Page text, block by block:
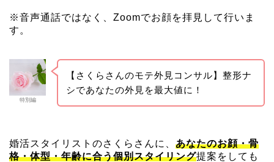
※音声通話ではなく、Zoomでお顔を拝見して行いま
す。
特別編
【さくらさんのモテ外見コンサル】整形ナ
シであなたの外見を最大値に！
婚活スタイリストのさくらさんに、 あなたのお顔・骨
格・体型・年齢に合う個別スタイリング提案をしても